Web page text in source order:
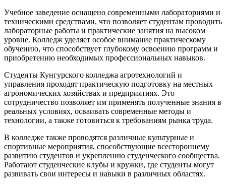
Учебное заведение оснащено современными лабораториями и
техническими средствами, что позволяет студентам проводить
лабораторные работы и практические занятия на высоком
уровне. Колледж уделяет особое внимание практическому
обучению, что способствует глубокому освоению программ и
приобретению необходимых профессиональных навыков.
Студенты Кунгурского колледжа агротехнологий и
управления проходят практическую подготовку на местных
агрономических хозяйствах и предприятиях. Это
сотрудничество позволяет им применять полученные знания в
реальных условиях, осваивать современные методы и
технологии, а также готовиться к требованиям рынка труда.
В колледже также проводятся различные культурные и
спортивные мероприятия, способствующие всестороннему
развитию студентов и укреплению студенческого сообщества.
Работают студенческие клубы и кружки, где студенты могут
развивать свои интересы и навыки в различных областях.